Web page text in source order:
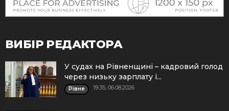
ВИБІР РЕДАКТОРА
У судах на Рівненщині – кадровий голод
через низьку зарплату і...
Рівне 19:35, 06.08.2026